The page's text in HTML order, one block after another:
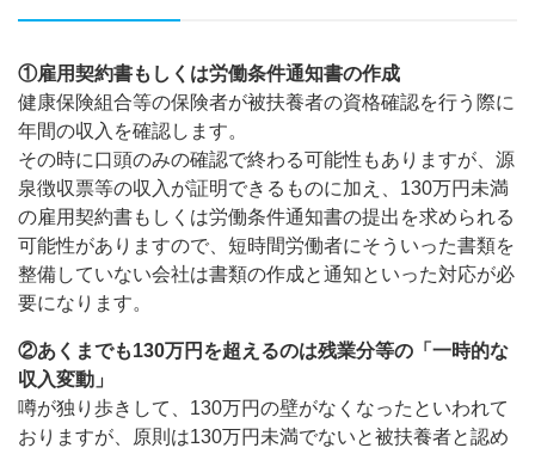
①雇用契約書もしくは労働条件通知書の作成
健康保険組合等の保険者が被扶養者の資格確認を行う際に
年間の収入を確認します。
その時に口頭のみの確認で終わる可能性もありますが、源
泉徴収票等の収入が証明できるものに加え、130万円未満
の雇用契約書もしくは労働条件通知書の提出を求められる
可能性がありますので、短時間労働者にそういった書類を
整備していない会社は書類の作成と通知といった対応が必
要になります。
②あくまでも130万円を超えるのは残業分等の「一時的な
収入変動」
噂が独り歩きして、130万円の壁がなくなったといわれて
おりますが、原則は130万円未満でないと被扶養者と認め